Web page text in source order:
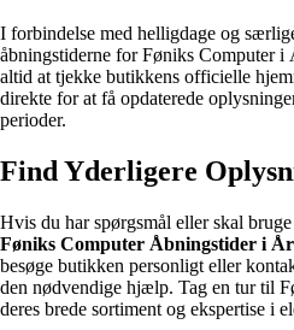
I forbindelse med helligdage og
åbningstiderne for Føniks Computer i
altid at tjekke butikkens officielle
direkte for at få opdaterede
perioder.
Find Yderligere
Hvis du har spørgsmål eller skal
Føniks Computer Åbningstider i
besøge butikken personligt eller
den nødvendige hjælp. Tag en tur til
deres brede sortiment og ekspertise i